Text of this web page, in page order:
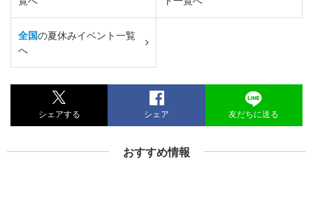
全国の夏休みイベント一覧
へ
シェアする シェア 友だちに送る
おすすめ情報